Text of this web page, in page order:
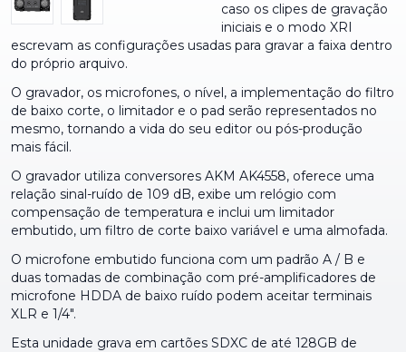
caso os clipes de gravação
iniciais e o modo XRI
escrevam as configurações usadas para gravar a faixa dentro
do próprio arquivo.
O gravador, os microfones, o nível, a implementação do filtro
de baixo corte, o limitador e o pad serão representados no
mesmo, tornando a vida do seu editor ou pós-produção
mais fácil.
O gravador utiliza conversores AKM AK4558, oferece uma
relação sinal-ruído de 109 dB, exibe um relógio com
compensação de temperatura e inclui um limitador
embutido, um filtro de corte baixo variável e uma almofada.
O microfone embutido funciona com um padrão A / B e
duas tomadas de combinação com pré-amplificadores de
microfone HDDA de baixo ruído podem aceitar terminais
XLR e 1/4".
Esta unidade grava em cartões SDXC de até 128GB de